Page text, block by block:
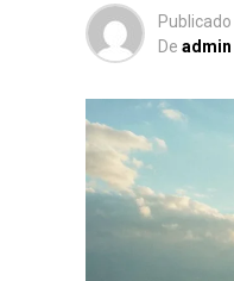
Publicado
De admin